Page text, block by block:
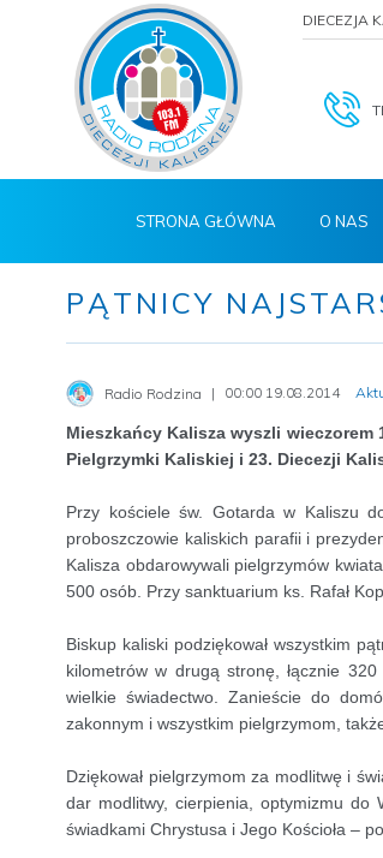
DIECEZJA
STRONA GŁÓWNA O NAS
PĄTNICY
Radio Rodzina 00:00 19.08.2014
Mieszkańcy Kalisza wyszli
Pielgrzymki Kaliskiej i 23. Diecezji
Przy kościele św. Gotarda w Kaliszu
proboszczowie kaliskich parafii i
Kalisza obdarowywali pielgrzymów
500 osób. Przy sanktuarium ks. Rafał
Biskup kaliski podziękował wszystkim
kilometrów w drugą stronę, łącznie
wielkie świadectwo. Zanieście do
zakonnym i wszystkim pielgrzymom,
Dziękował pielgrzymom za modlitwę i
dar modlitwy, cierpienia, optymizmu do
świadkami Chrystusa i Jego Kościoła –